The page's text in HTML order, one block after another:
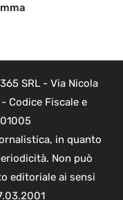
SRL - Via Nicola
- Codice Fiscale e
in quanto
Non può
editoriale ai sensi